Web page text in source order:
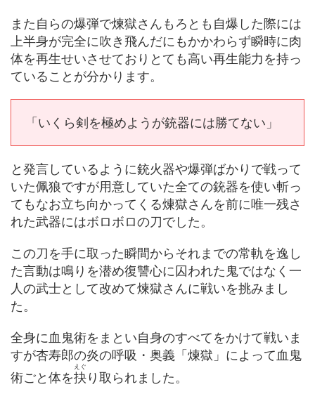
また自らの爆弾で煉獄さんもろとも自爆した際には
上半身が完全に吹き飛んだにもかかわらず瞬時に肉
体を再生せいさせておりとても高い再生能力を持っ
ていることが分かります。
「いくら剣を極めようが銃器には勝てない」
と発言しているように銃火器や爆弾ばかりで戦って
いた佩狼ですが用意していた全ての銃器を使い斬っ
てもなお立ち向かってくる煉獄さんを前に唯一残さ
れた武器にはボロボロの刀でした。
この刀を手に取った瞬間からそれまでの常軌を逸し
た言動は鳴りを潜め復讐心に囚われた鬼ではなく一
人の武士として改めて煉獄さんに戦いを挑みまし
た。
全身に血鬼術をまとい自身のすべてをかけて戦いま
すが杏寿郎の炎の呼吸・奥義「煉獄」によって血鬼
術ごと体を抉
えぐ
り取られました。